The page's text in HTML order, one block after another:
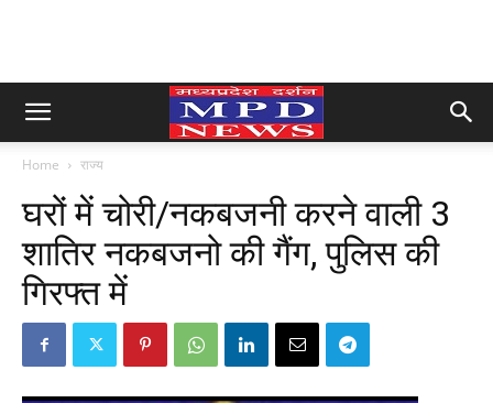
Home राज्य
घरों में चोरी/नकबजनी करने वाली 3
शातिर नकबजनो की गैंग, पुलिस की
गिरफ्त में